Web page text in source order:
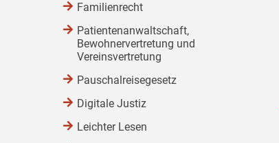
Familienrecht
Patientenanwaltschaft,
Bewohnervertretung und
Vereinsvertretung
Pauschalreisegesetz
Digitale Justiz
Leichter Lesen